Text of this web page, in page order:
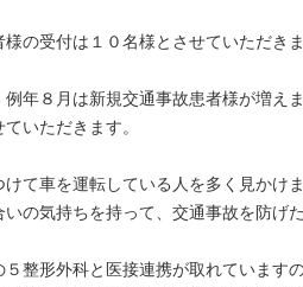
の受付は１０名様とさせていただき
年８月は新規交通事故患者様が増え
いただきます。
て車を運転している人を多く見かけ
の気持ちを持って、交通事故を防げ
整形外科と医接連携が取れています